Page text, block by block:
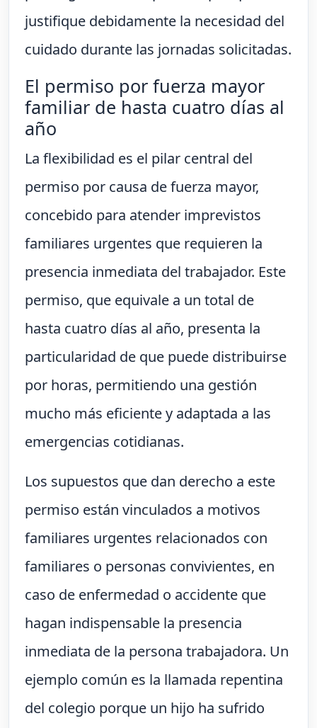
justifique debidamente la necesidad del
cuidado durante las jornadas solicitadas.
El permiso por fuerza mayor
familiar de hasta cuatro días al
año
La flexibilidad es el pilar central del
permiso por causa de fuerza mayor,
concebido para atender imprevistos
familiares urgentes que requieren la
presencia inmediata del trabajador. Este
permiso, que equivale a un total de
hasta cuatro días al año, presenta la
particularidad de que puede distribuirse
por horas, permitiendo una gestión
mucho más eficiente y adaptada a las
emergencias cotidianas.
Los supuestos que dan derecho a este
permiso están vinculados a motivos
familiares urgentes relacionados con
familiares o personas convivientes, en
caso de enfermedad o accidente que
hagan indispensable la presencia
inmediata de la persona trabajadora. Un
ejemplo común es la llamada repentina
del colegio porque un hijo ha sufrido